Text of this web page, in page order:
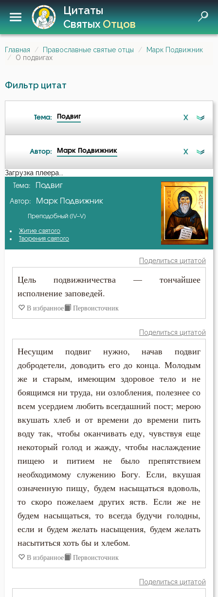
Цитаты
СвятыхОтцов
Главная Православные святые отцы
Марк Подвижник
О подвигах
Фильтр цитат
Тема: Подвиг X
Безмолвие
Беспечность
Бесстрастие
Благодать
Богопознание
Борьба
Ведение
Вера
Воля
Гнев
Гонение
Грех
Добро
Автор: Марк Подвижник X
А-я
Авва Исайя (Скитский)
Антоний Великий
Афанасий Великий
Варсонофий Оптинский (Плиханков)
Василий Великий
Григорий Нисский
Григорий Палама
Ефрем Сирин
Игнатий Брянчанинов
Иоанн Златоуст
Иоанн Кассиан Римлянин
Иоанн Лествичник
Иосиф Оптинский (Литовкин)
Исаак Сирин Ниневийский
Загрузка плеера...
Тема: Подвиг
Автор: Марк Подвижник
Преподобный (IV–V)
Житие святого
Творения святого
Поделиться цитатой
Цель подвижничества — тончайшее
исполнение заповедей.
В избранное Первоисточник
Поделиться цитатой
Несущим подвиг нужно, начав подвиг
добродетели, доводить его до конца. Молодым
же и старым, имеющим здоровое тело и не
боящимся ни труда, ни озлобления, полезнее со
всем усердием любить всегдашний пост; мерою
вкушать хлеб и от времени до времени пить
воду так, чтобы оканчивать еду, чувствуя еще
некоторый голод и жажду, чтобы наслаждение
пищею и питием не было препятствием
необходимому служению Богу. Если, вкушая
означенную пищу, будем насыщаться вдоволь,
то скоро пожелаем других яств. Если же не
будем насыщаться, то всегда будучи голодны,
если и будем желать насыщения, будем желать
насытиться хоть бы и хлебом.
В избранное Первоисточник
Поделиться цитатой